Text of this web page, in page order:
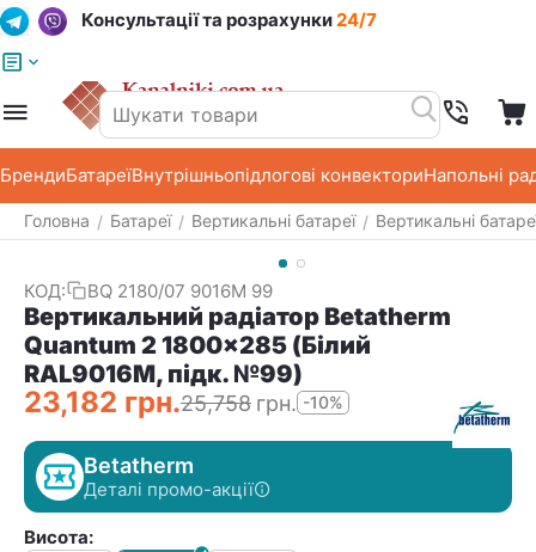
Консультації та розрахунки24/7
БрендиБатареїВнутрішньопідлогові конвекториНапольні
Головна / Батареї / Вертикальні батареї / Вертикальні
КОД: BQ 2180/07 9016M 99
Вертикальний радіатор Betatherm
Quantum 2 1800x285 (Білий
RAL9016М, підк. №99)
23,182 грн.25,758 грн. -10%
Betatherm
Деталі промо-акції
Висота: